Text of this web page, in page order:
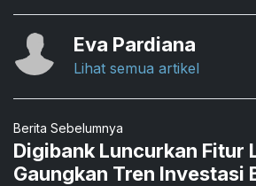
Eva Pardiana
Lihat semua artikel
Berita Sebelumnya
Digibank Luncurkan Fitur
Gaungkan Tren Investasi